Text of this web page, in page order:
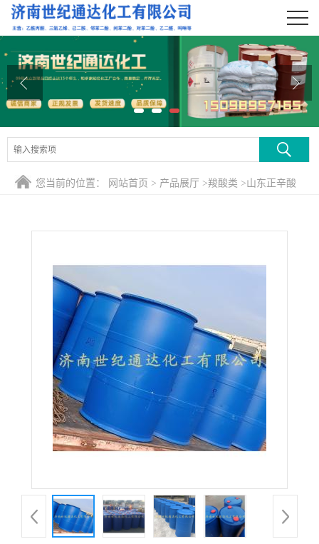
公司首页
公司介绍
产品展厅
证书荣誉
您当前的位置： 网站首页 > 产品展厅 >羧酸类 >山东正辛酸